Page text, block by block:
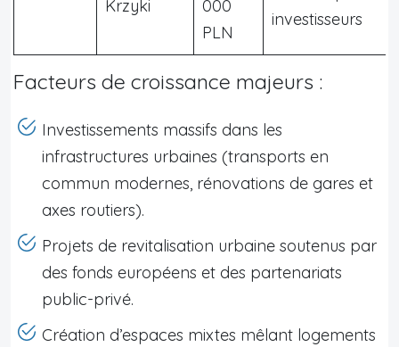
Krzyki
000
PLN
investisseurs
Facteurs de croissance majeurs :
Investissements massifs dans les
infrastructures urbaines (transports en
commun modernes, rénovations de gares et
axes routiers).
Projets de revitalisation urbaine soutenus par
des fonds européens et des partenariats
public-privé.
Création d’espaces mixtes mêlant logements